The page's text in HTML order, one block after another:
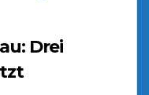
Drei